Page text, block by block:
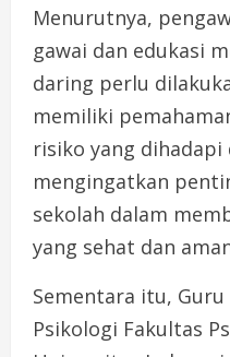
Menurutnya,
gawai dan edukasi
daring perlu
memiliki
risiko yang
mengingatkan
sekolah dalam
yang sehat dan
Sementara itu,
Psikologi Fakultas